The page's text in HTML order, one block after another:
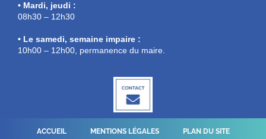
• Mardi, jeudi :
08h30 – 12h30
• Le samedi, semaine impaire :
10h00 – 12h00, permanence du maire.
ACCUEIL MENTIONS LÉGALES PLAN DU SITE